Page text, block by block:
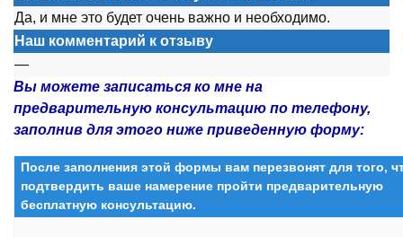
Да, и мне это будет очень важно и необходимо.
Наш комментарий к отзыву
—
Вы можете записаться ко мне на
предварительную консультацию по телефону,
заполнив для этого ниже приведенную форму:
После заполнения этой формы вам перезвонят для того,
подтвердить ваше намерение пройти предварительную
бесплатную консультацию.